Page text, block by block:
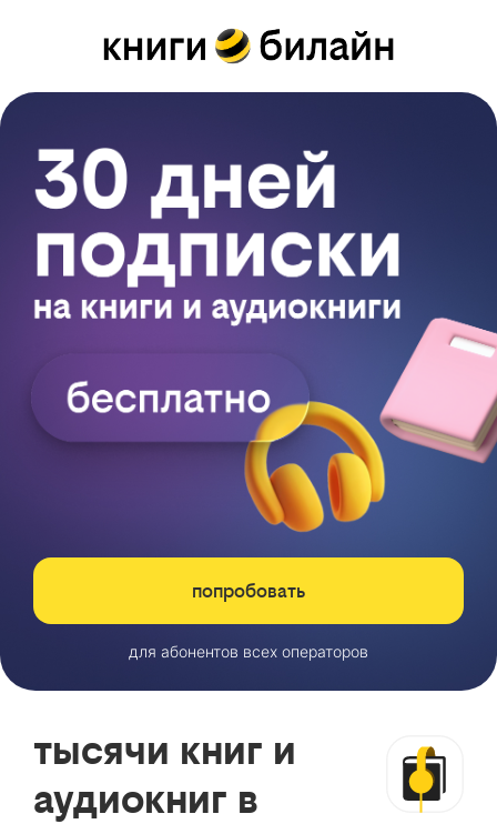
попробовать
для абонентов всех операторов
тысячи книг и
аудиокниг в